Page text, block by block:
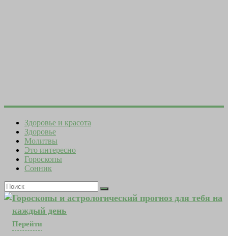
Здоровье и красота
Здоровье
Молитвы
Это интересно
Гороскопы
Сонник
Гороскопы и астрологический прогноз для тебя на
каждый день
Перейти